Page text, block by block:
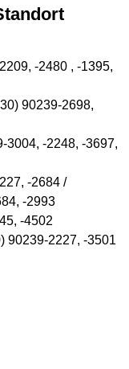
-2480 , -1395,
90239-2698,
3004, -2248, -3697,
-2684 /
-2993
-4502
90239-2227, -3501